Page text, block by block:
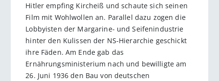
Hitler empfing Kircheiß und schaute sich seinen
Film mit Wohlwollen an. Parallel dazu zogen die
Lobbyisten der Margarine- und Seifenindustrie
hinter den Kulissen der NS-Hierarchie geschickt
ihre Fäden. Am Ende gab das
Ernährungsministerium nach und bewilligte am
26. Juni 1936 den Bau von deutschen